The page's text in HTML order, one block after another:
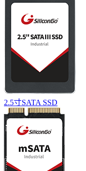
2.5寸SATA SSD